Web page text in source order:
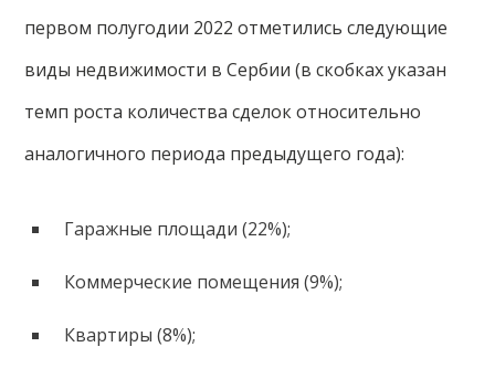
первом полугодии 2022 отметились следующие
виды недвижимости в Сербии (в скобках указан
темп роста количества сделок относительно
аналогичного периода предыдущего года):
Гаражные площади (22%);
Коммерческие помещения (9%);
Квартиры (8%);